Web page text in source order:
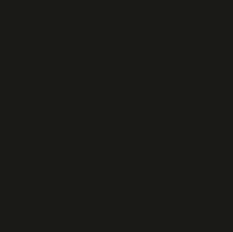
com Diego Souza
a diferença, Diego Souza
Alguns deles, já dão